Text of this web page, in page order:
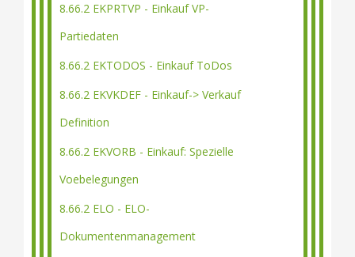
8.66.2 EKPRTVP - Einkauf VP-
Partiedaten
8.66.2 EKTODOS - Einkauf ToDos
8.66.2 EKVKDEF - Einkauf-> Verkauf
Definition
8.66.2 EKVORB - Einkauf: Spezielle
Voebelegungen
8.66.2 ELO - ELO-
Dokumentenmanagement